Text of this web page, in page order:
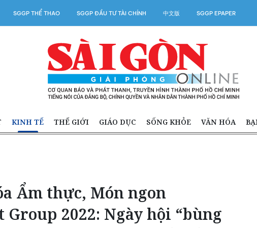
SGGP THỂ THAO SGGP ĐẦU TƯ TÀI CHÍNH 中文版 SGGP EPAPER
KINH TẾ THẾ GIỚI GIÁO DỤC SỐNG KHỎE VĂN HÓA
Ẩm thực, Món ngon
2022: Ngày hội “bùng